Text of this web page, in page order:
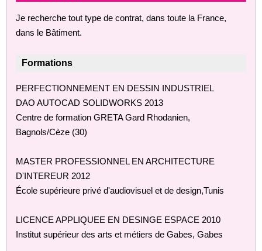
Je recherche tout type de contrat, dans toute la France,
dans le Bâtiment.
Formations
PERFECTIONNEMENT EN DESSIN INDUSTRIEL
DAO AUTOCAD SOLIDWORKS 2013
Centre de formation GRETA Gard Rhodanien,
Bagnols/Cèze (30)
MASTER PROFESSIONNEL EN ARCHITECTURE
D'INTEREUR 2012
École supérieure privé d'audiovisuel et de design,Tunis
LICENCE APPLIQUEE EN DESINGE ESPACE 2010
Institut supérieur des arts et métiers de Gabes, Gabes